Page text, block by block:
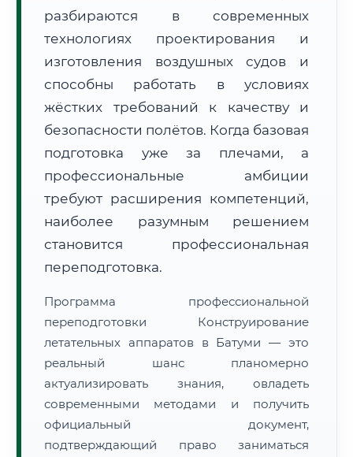
Расчет логистики оригиналов:
• Маршрут транзита:
• Экспресс-доставка СДЭК / Почтой:5–7 рабочих дней
📜 Документы и аккредитация ФИС ФРДО
🔍Нажмите на документ для увеличения и просмотра
разбираются в современных
технологиях проектирования и
изготовления воздушных судов и
способны работать в условиях
жёстких требований к качеству и
безопасности полётов. Когда базовая
подготовка уже за плечами, а
профессиональные амбиции
требуют расширения компетенций,
наиболее разумным решением
становится профессиональная
переподготовка.
Программа профессиональной
переподготовки Конструирование
летательных аппаратов в Батуми — это
реальный шанс планомерно
актуализировать знания, овладеть
современными методами и получить
официальный документ,
подтверждающий право заниматься